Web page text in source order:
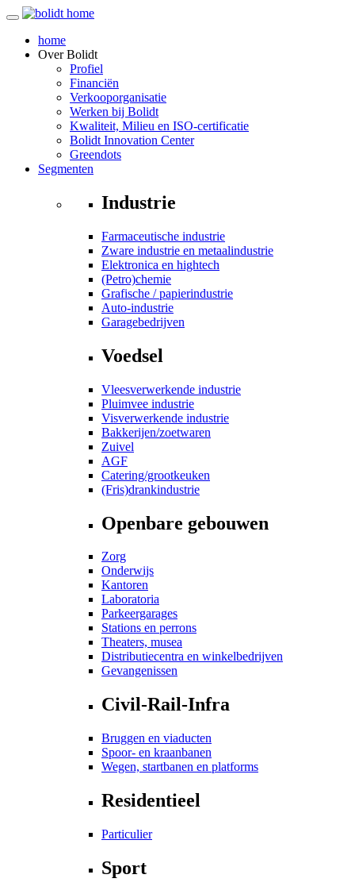
home
OverBolidt
Profiel
Financiën
Verkooporganisatie
Werken bij Bolidt
Kwaliteit, Milieu en ISO-certificatie
Bolidt Innovation Center
Greendots
Segmenten
Industrie
Farmaceutische industrie
Zware industrie en metaalindustrie
Elektronica en hightech
(Petro)chemie
Grafische / papierindustrie
Auto-industrie
Garagebedrijven
Voedsel
Vleesverwerkende industrie
Pluimvee industrie
Visverwerkende industrie
Bakkerijen/zoetwaren
Zuivel
AGF
Catering/grootkeuken
(Fris)drankindustrie
Openbare gebouwen
Zorg
Onderwijs
Kantoren
Laboratoria
Parkeergarages
Stations en perrons
Theaters, musea
Distributiecentra en winkelbedrijven
Gevangenissen
Civil-Rail-Infra
Bruggen en viaducten
Spoor- en kraanbanen
Wegen, startbanen en platforms
Residentieel
Particulier
Sport